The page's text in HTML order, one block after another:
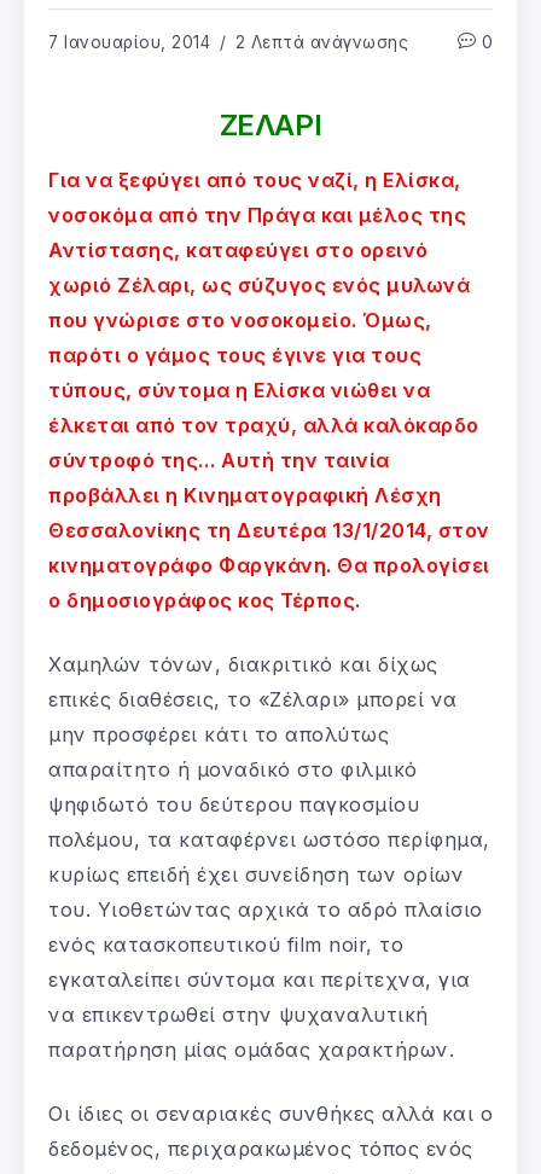
7 Ιανουαρίου, 2014 2 Λεπτά ανάγνωσης 0
ΖΕΛΑΡΙ
Για να ξεφύγει από τους ναζί, η Ελίσκα,
νοσοκόμα από την Πράγα και μέλος της
Αντίστασης, καταφεύγει στο ορεινό
χωριό Ζέλαρι, ως σύζυγος ενός μυλωνά
που γνώρισε στο νοσοκομείο. Όμως,
παρότι ο γάμος τους έγινε για τους
τύπους, σύντομα η Ελίσκα νιώθει να
έλκεται από τον τραχύ, αλλά καλόκαρδο
σύντροφό της… Αυτή την ταινία
προβάλλει η Κινηματογραφική Λέσχη
Θεσσαλονίκης τη Δευτέρα 13/1/2014, στον
κινηματογράφο Φαργκάνη. Θα προλογίσει
ο δημοσιογράφος κος Τέρπος.
Χαμηλών τόνων, διακριτικό και δίχως
επικές διαθέσεις, το «Ζέλαρι» μπορεί να
μην προσφέρει κάτι το απολύτως
απαραίτητο ή μοναδικό στο φιλμικό
ψηφιδωτό του δεύτερου παγκοσμίου
πολέμου, τα καταφέρνει ωστόσο περίφημα,
κυρίως επειδή έχει συνείδηση των ορίων
του. Υιοθετώντας αρχικά το αδρό πλαίσιο
ενός κατασκοπευτικού film noir, το
εγκαταλείπει σύντομα και περίτεχνα, για
να επικεντρωθεί στην ψυχαναλυτική
παρατήρηση μίας ομάδας χαρακτήρων.
Οι ίδιες οι σεναριακές συνθήκες αλλά και ο
δεδομένος, περιχαρακωμένος τόπος ενός